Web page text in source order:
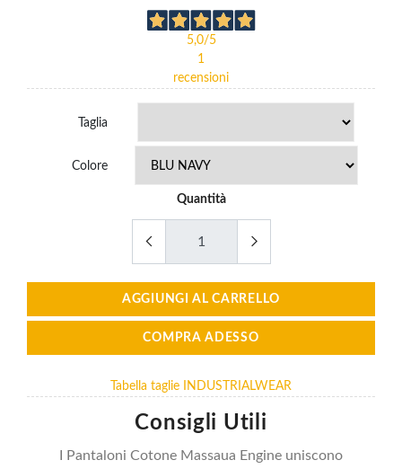
5,0/5
1
recensioni
Taglia
Colore
Quantità
AGGIUNGI AL CARRELLO
COMPRA ADESSO
Tabella taglie INDUSTRIALWEAR
Consigli Utili
I Pantaloni Cotone Massaua Engine uniscono